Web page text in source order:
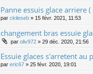
Panne essuis glace arriere
par ckileseb » 15 févr. 2021, 11:53
changement bras essuie
par oliv972 » 29 déc. 2020, 21:56
Essuie glaces s'arretent au
par eric67 » 25 févr. 2020, 19:01